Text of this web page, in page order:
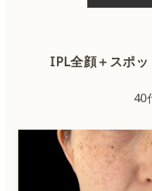
IPL全顔＋スポッ
40